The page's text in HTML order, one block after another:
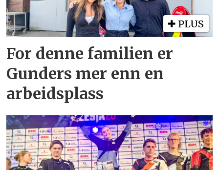
PLUS
For denne familien er
Gunders mer enn en
arbeidsplass